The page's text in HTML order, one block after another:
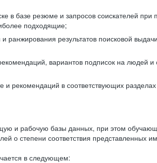
в базе резюме и запросов соискателей при
подходящие;
результатов поисковой
вариантов подписок на людей
и рекомендаций в соответствующих
и рабочую базы данных, при этом
о степени соответствия представленных им
в следующем: